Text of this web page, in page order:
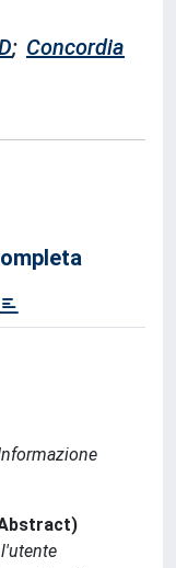
; Concordia